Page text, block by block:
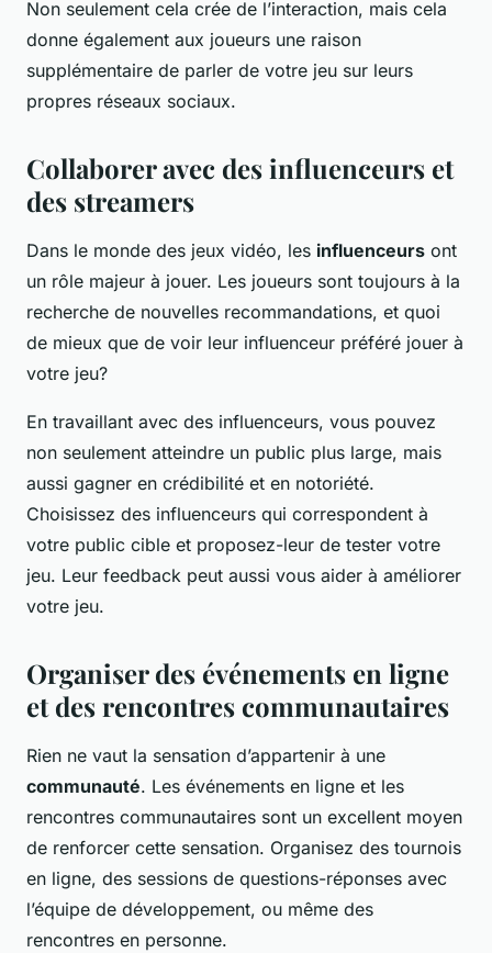
Non seulement cela crée de l’interaction, mais cela
donne également aux joueurs une raison
supplémentaire de parler de votre jeu sur leurs
propres réseaux sociaux.
Collaborer avec des influenceurs et
des streamers
Dans le monde des jeux vidéo, les influenceurs ont
un rôle majeur à jouer. Les joueurs sont toujours à la
recherche de nouvelles recommandations, et quoi
de mieux que de voir leur influenceur préféré jouer à
votre jeu?
En travaillant avec des influenceurs, vous pouvez
non seulement atteindre un public plus large, mais
aussi gagner en crédibilité et en notoriété.
Choisissez des influenceurs qui correspondent à
votre public cible et proposez-leur de tester votre
jeu. Leur feedback peut aussi vous aider à améliorer
votre jeu.
Organiser des événements en ligne
et des rencontres communautaires
Rien ne vaut la sensation d’appartenir à une
communauté. Les événements en ligne et les
rencontres communautaires sont un excellent moyen
de renforcer cette sensation. Organisez des tournois
en ligne, des sessions de questions-réponses avec
l’équipe de développement, ou même des
rencontres en personne.